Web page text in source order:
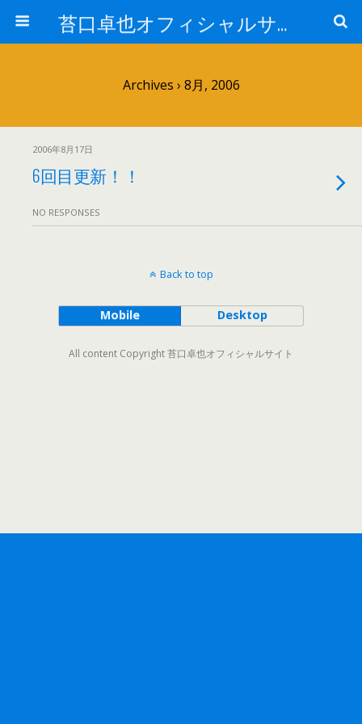
苔口卓也オフィシャルサイト
Archives › 8月, 2006
2006年8月17日
6回目更新！！
NO RESPONSES
Back to top
Mobile Desktop
All content Copyright 苔口卓也オフィシャルサイト